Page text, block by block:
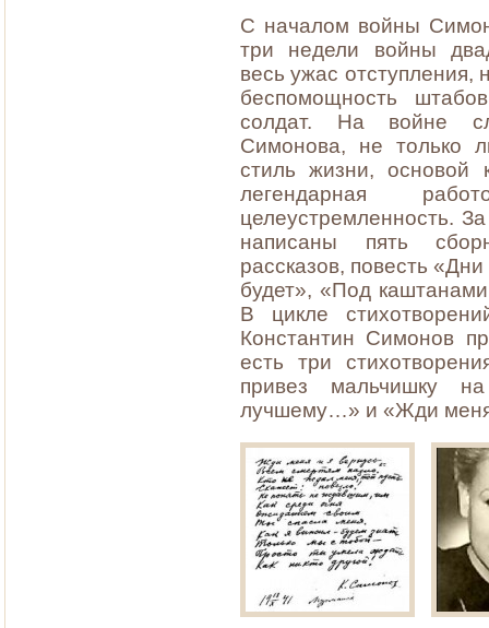
С началом войны
три недели войны
весь ужас отступления,
беспомощность
солдат. На войне
Симонова, не только
стиль жизни, основой
легендарная
целеустремленность.
написаны пять
рассказов, повесть
будет», «Под
В цикле
Константин Симонов
есть три
привез мальчишку
лучшему…» и «Жди